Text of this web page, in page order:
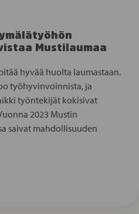
Mustilaumaa
hyvää huolta laumastaan.
työhyvinvoinnista, ja
työntekijät kokisivat
2023 Mustin
saivat mahdollisuuden